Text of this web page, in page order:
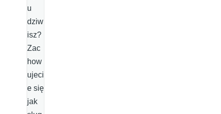
u
dziw
isz?
Zac
how
ujeci
e się
jak